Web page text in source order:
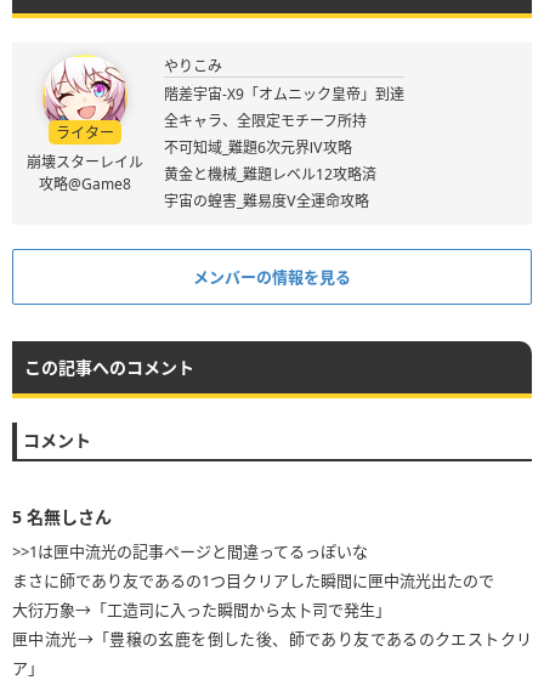
ライター
崩壊スターレイル
攻略@Game8
やりこみ
階差宇宙-X9「オムニック皇帝」到達
全キャラ、全限定モチーフ所持
不可知域_難題6次元界Ⅳ攻略
黄金と機械_難題レベル12攻略済
宇宙の蝗害_難易度Ⅴ全運命攻略
メンバーの情報を見る
この記事へのコメント
コメント
5 名無しさん
>>1は匣中流光の記事ページと間違ってるっぽいな
まさに師であり友であるの1つ目クリアした瞬間に匣中流光出たので
大衍万象→「工造司に入った瞬間から太卜司で発生」
匣中流光→「豊穣の玄鹿を倒した後、師であり友であるのクエストクリ
ア」